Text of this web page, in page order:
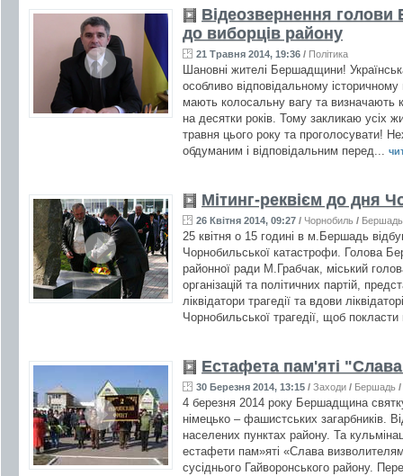
Відеозвернення голови
до виборців району
21 Травня 2014, 19:36 / Політика
Шановні жителі Бершадщини!
особливо відповідальному
мають колосальну вагу та визначають
на десятки років. Тому закликаю усіх
травня цього року та проголосувати!
обдуманим і відповідальним перед...
Мітинг-реквієм до дня
26 Квітня 2014, 09:27 / Чорнобиль / Бершадь
25 квітня о 15 годині в м.Бершадь
Чорнобильської катастрофи. Голова
районної ради М.Грабчак, міський
організацій та політичних партій,
ліквідатори трагедії та вдови
Чорнобильської трагедії, щоб покласти
Естафета пам'яті
30 Березня 2014, 13:15 / Заходи / Бершадь /
4 березня 2014 року Бершадщина
німецько – фашистських загарбників.
населених пунктах району. Та
естафети пам»яті «Слава
сусіднього Гайворонського району.